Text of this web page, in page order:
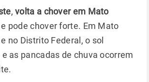
,volta a chover em Mato
e pode chover forte. Em Mato
no Distrito Federal, o sol
as pancadas de chuva ocorrem